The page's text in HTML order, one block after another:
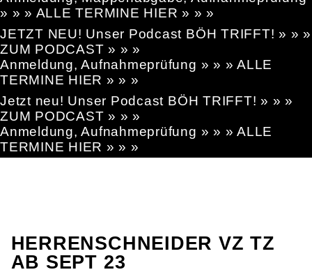
» » » ALLE TERMINE HIER » » »
JETZT NEU! Unser Podcast BÖH TRIFFT! » » »
ZUM PODCAST » » »
Anmeldung, Aufnahmeprüfung » » » ALLE
TERMINE HIER » » »
Jetzt neu! Unser Podcast BÖH TRIFFT! » » »
ZUM PODCAST » » »
Anmeldung, Aufnahmeprüfung » » » ALLE
TERMINE HIER » » »
HERRENSCHNEIDER VZ TZ
AB SEPT 23